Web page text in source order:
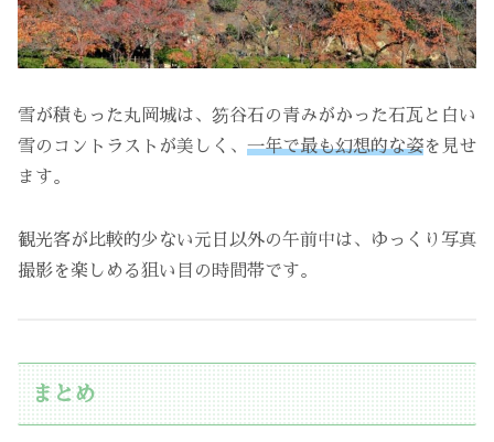
雪が積もった丸岡城は、笏谷石の青みがかった石瓦と白い
雪のコントラストが美しく、 一年で最も幻想的な姿を見せ
ます。
観光客が比較的少ない元日以外の午前中は、ゆっくり写真
撮影を楽しめる狙い目の時間帯です。
まとめ